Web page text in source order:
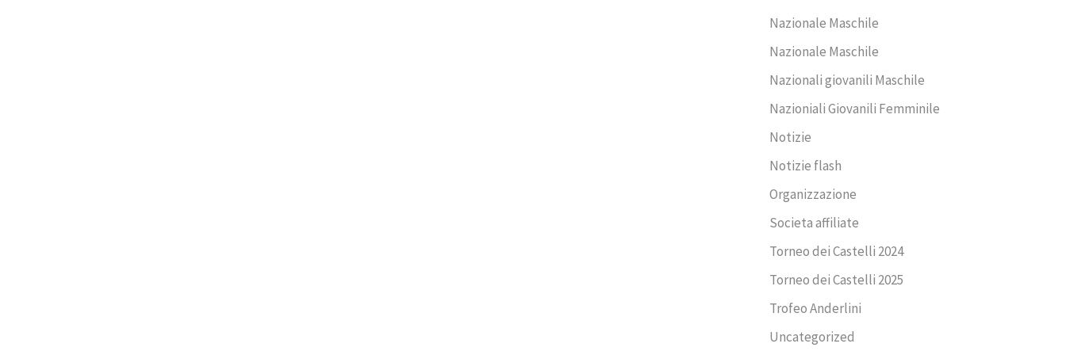
Nazionale Maschile
Nazionale Maschile
Nazionali giovanili Maschile
Nazioniali Giovanili Femminile
Notizie
Notizie flash
Organizzazione
Societa affiliate
Torneo dei Castelli 2024
Torneo dei Castelli 2025
Trofeo Anderlini
Uncategorized